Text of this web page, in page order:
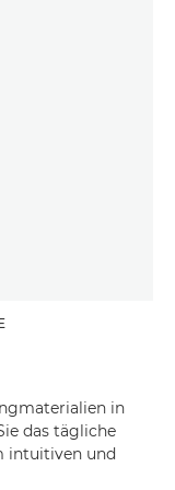
in
das tägliche
intuitiven und